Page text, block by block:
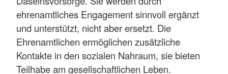
ehrenamtliches Engagement sinnvoll ergänzt
und unterstützt, nicht aber ersetzt. Die
Ehrenamtlichen ermöglichen zusätzliche
Kontakte in den sozialen Nahraum, sie bieten
Teilhabe am gesellschaftlichen Leben.